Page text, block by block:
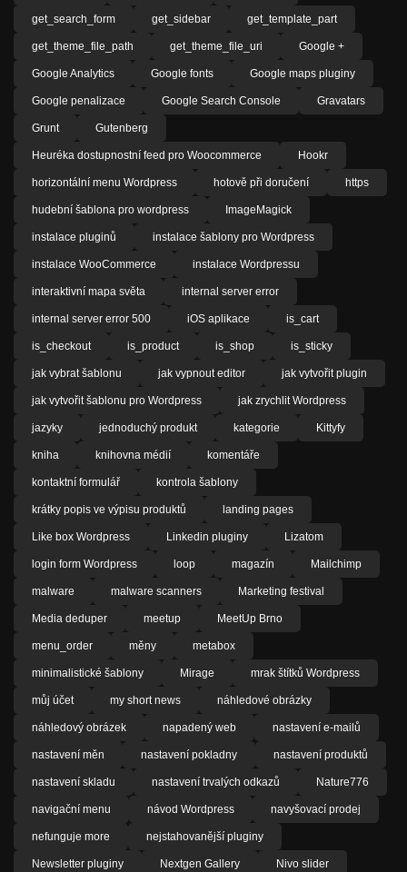
get_search_form get_sidebar get_template_part
get_theme_file_path get_theme_file_uri Google +
Google Analytics Google fonts Google maps pluginy
Google penalizace Google Search Console Gravatars
Grunt Gutenberg
Heuréka dostupnostní feed pro Woocommerce Hookr
horizontální menu Wordpress hotově při doručení https
hudební šablona pro wordpress ImageMagick
instalace pluginů instalace šablony pro Wordpress
instalace WooCommerce instalace Wordpressu
interaktivní mapa světa internal server error
internal server error 500 iOS aplikace is_cart
is_checkout is_product is_shop is_sticky
jak vybrat šablonu jak vypnout editor jak vytvořit plugin
jak vytvořit šablonu pro Wordpress jak zrychlit Wordpress
jazyky jednoduchý produkt kategorie Kittyfy
kniha knihovna médií komentáře
kontaktní formulář kontrola šablony
krátky popis ve výpisu produktů landing pages
Like box Wordpress Linkedin pluginy Lizatom
login form Wordpress loop magazín Mailchimp
malware malware scanners Marketing festival
Media deduper meetup MeetUp Brno
menu_order měny metabox
minimalistické šablony Mirage mrak štítků Wordpress
můj účet my short news náhledové obrázky
náhledový obrázek napadený web nastavení e-mailů
nastavení měn nastavení pokladny nastavení produktů
nastavení skladu nastavení trvalých odkazů Nature776
navigační menu návod Wordpress navyšovací prodej
nefunguje more nejstahovanější pluginy
Newsletter pluginy Nextgen Gallery Nivo slider